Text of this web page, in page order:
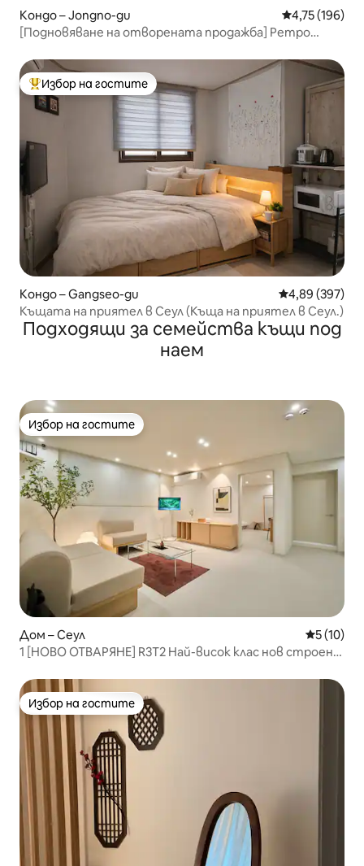
Кондо – Jongno-gu Средна
4,75 (196)
[Подновяване на отворената продажба] Ретро
Най-популярен избор на гостите
Избор на гостите
Кондо – Gangseo-gu Средна
4,89 (397)
Къщата на приятел в Сеул (Къща на приятел в Сеул.)
Подходящи за семейства къщи под
наем
Избор на гостите
Избор на гостите
Дом – Сеул Средна
5 (10)
1 [НОВО ОТВАРЯНЕ] R3T2 Най-висок клас нов строен/
Бобунгса/Препоръчва се за семейства и групи
Избор на гостите
Избор на гостите